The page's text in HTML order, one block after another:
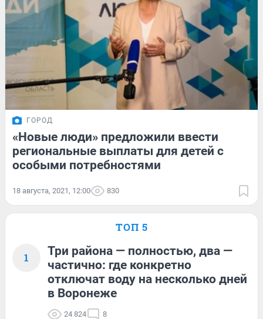
ГОРОД
«Новые люди» предложили ввести
региональные выплаты для детей с
особыми потребностями
18 августа, 2021, 12:00 830
ТОП 5
1
Три района — полностью, два —
частично: где конкретно
отключат воду на несколько дней
в Воронеже
24 824 8